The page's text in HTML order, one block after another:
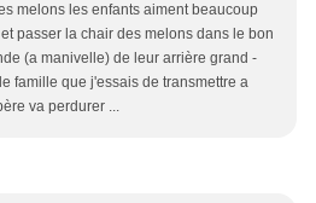
melons les enfants aiment beaucoup
passer la chair des melons dans le bon
(a manivelle) de leur arrière grand -
famille que j'essais de transmettre a
va perdurer ...